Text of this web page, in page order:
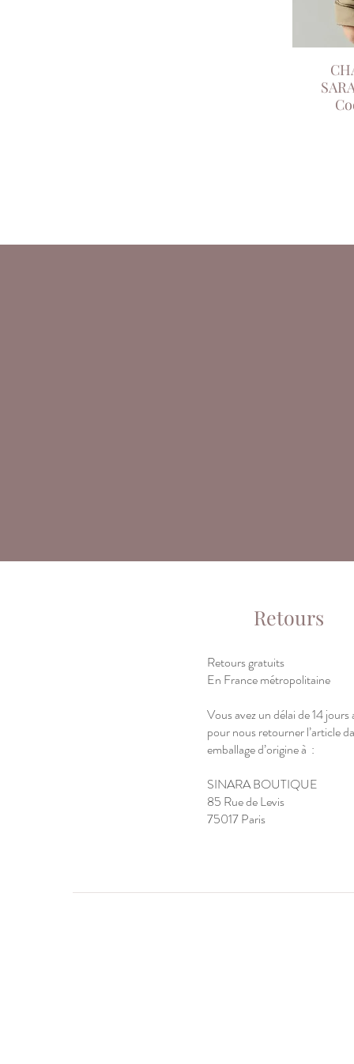
Retours
Retours gratuits
En France métropolitaine
Vous avez un délai de 14 jours
pour nous retourner l’article
emballage d’origine à :
SINARA BOUTIQUE
85 Rue de Levis
75017 Paris